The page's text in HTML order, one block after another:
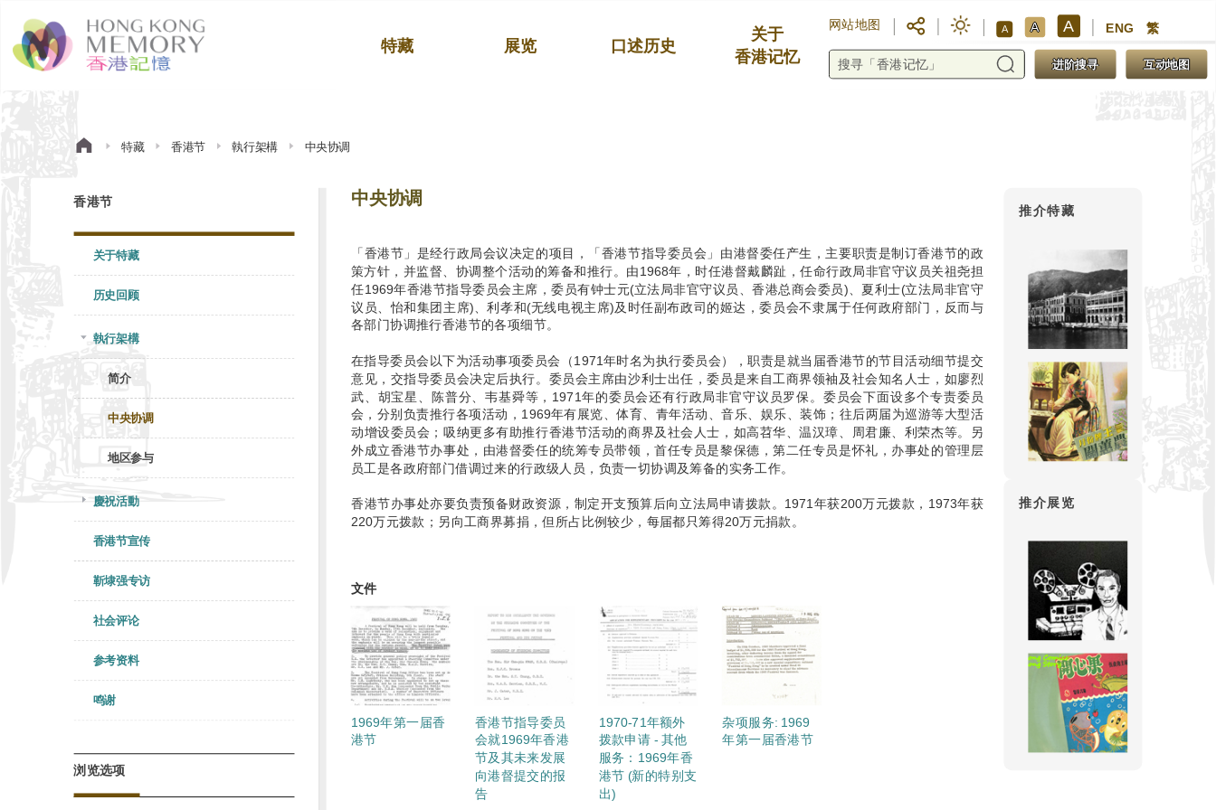
特藏 展览 口述历史
关于
香港记忆
网站地图 A A A ENG 繁
进阶搜寻 互动地图
特藏 香港节 執行架構 中央协调
香港节
关于特藏
历史回顾
執行架構
简介
中央协调
地区参与
慶祝活動
香港节宣传
靳埭强专访
社会评论
参考资料
鸣谢
浏览选项
中央协调
「香港节」是经行政局会议决定的项目，「香港节指导委员会」由港督委任产生，主要职责是制订香港节的政
策方针，并监督、协调整个活动的筹备和推行。由1968年，时任港督戴麟趾，任命行政局非官守议员关祖尧担
任1969年香港节指导委员会主席，委员有钟士元(立法局非官守议员、香港总商会委员)、夏利士(立法局非官守
议员、怡和集团主席)、利孝和(无线电视主席)及时任副布政司的姬达，委员会不隶属于任何政府部门，反而与
各部门协调推行香港节的各项细节。
在指导委员会以下为活动事项委员会（1971年时名为执行委员会），职责是就当届香港节的节目活动细节提交
意见，交指导委员会决定后执行。委员会主席由沙利士出任，委员是来自工商界领袖及社会知名人士，如廖烈
武、胡宝星、陈普分、韦基舜等，1971年的委员会还有行政局非官守议员罗保。委员会下面设多个专责委员
会，分别负责推行各项活动，1969年有展览、体育、青年活动、音乐、娱乐、装饰；往后两届为巡游等大型活
动增设委员会；吸纳更多有助推行香港节活动的商界及社会人士，如高苕华、温汉璋、周君廉、利荣杰等。另
外成立香港节办事处，由港督委任的统筹专员带领，首任专员是黎保德，第二任专员是怀礼，办事处的管理层
员工是各政府部门借调过来的行政级人员，负责一切协调及筹备的实务工作。
香港节办事处亦要负责预备财政资源，制定开支预算后向立法局申请拨款。1971年获200万元拨款，1973年获
220万元拨款；另向工商界募捐，但所占比例较少，每届都只筹得20万元捐款。
文件
1969年第一届香
港节
香港节指导委员
会就1969年香港
节及其未来发展
向港督提交的报
告
1970-71年额外
拨款申请 - 其他
服务：1969年香
港节 (新的特别支
出)
杂项服务: 1969
年第一届香港节
推介特藏
推介展览